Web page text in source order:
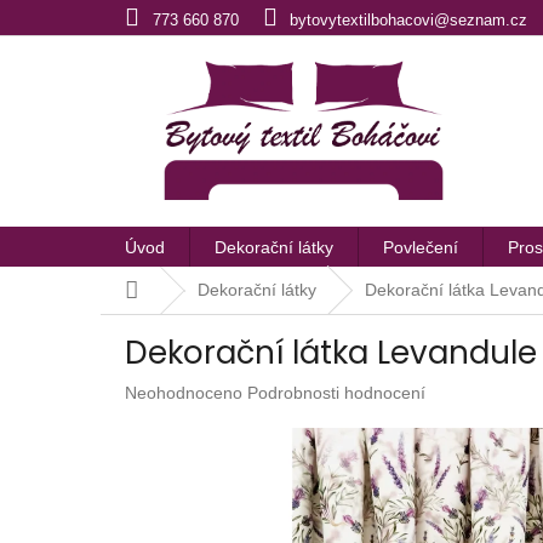
na
773 660 870 bytovytextilbohacovi@seznam.cz
Úvod Dekorační látky Povlečení
Domů Dekorační látky Dekorační látka
Dekorační látka Levandule
Průměrné
Neohodnoceno Podrobnosti hodnocení